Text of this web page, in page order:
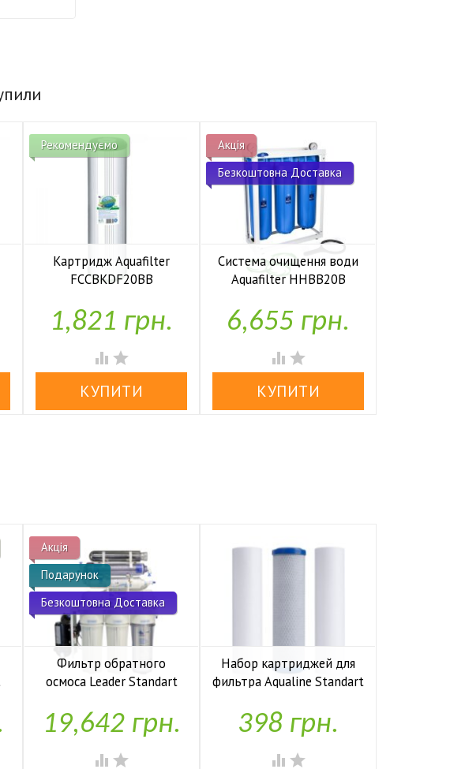
Рекомендуємо
Картридж Aquafilter
FCCBKDF20BB
 У наявності
1,821 грн.
 
Акція
Безкоштовна Доставка
Система очищення води
Aquafilter HHBB20B
 У наявності
6,655 грн.
 
Акція
Подарунок
Безкоштовна Доставка
Фильтр обратного
осмоса Leader Standart
У наявності
19,642 грн.
 
Набор картриджей для
фильтра Aqualine Standart
 У наявності
398 грн.
 